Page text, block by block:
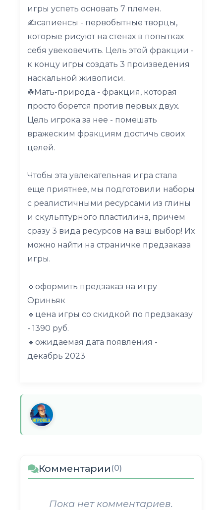
игры успеть основать 7 племен.
✍сапиенсы - первобытные творцы,
которые рисуют на стенах в попытках
себя увековечить. Цель этой фракции -
к концу игры создать 3 произведения
наскальной живописи.
☘Мать-природа - фракция, которая
просто борется против первых двух.
Цель игрока за нее - помешать
вражеским фракциям достичь своих
целей.
Чтобы эта увлекательная игра стала
еще приятнее, мы подготовили наборы
с реалистичными ресурсами из глины
и скульптурного пластилина, причем
сразу 3 вида ресурсов на ваш выбор! Их
можно найти на страничке предзаказа
игры.
🔹оформить предзаказ на игру
Ориньяк
🔹цена игры со скидкой по предзаказу
- 1390 руб.
🔹ожидаемая дата появления -
декабрь 2023
Комментарии (0)
Пока нет комментариев.